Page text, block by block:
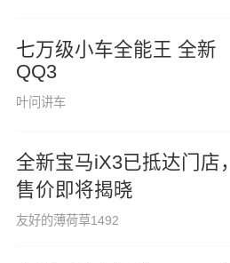
七万级小车全能王 全新
QQ3
叶问讲车
全新宝马iX3已抵达门店，
售价即将揭晓
友好的薄荷草1492